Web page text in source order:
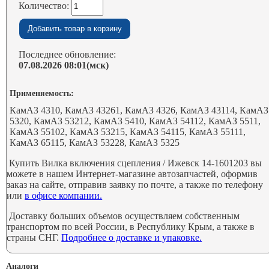
Количество:
Последнее обновление:
07.08.2026 08:01(мск)
Применяемость:
КамАЗ 4310, КамАЗ 43261, КамАЗ 4326, КамАЗ 43114, КамАЗ
5320, КамАЗ 53212, КамАЗ 5410, КамАЗ 54112, КамАЗ 5511,
КамАЗ 55102, КамАЗ 53215, КамАЗ 54115, КамАЗ 55111,
КамАЗ 65115, КамАЗ 53228, КамАЗ 5325
Купить Вилка включения сцепления / Ижевск 14-1601203 вы
можете в нашем Интернет-магазине автозапчастей, оформив
заказ на сайте, отправив заявку по почте, а также по телефону
илив офисе компании.
Доставку больших объемов осуществляем собственным
транспортом по всей России, в Республику Крым, а также в
страны СНГ.Подробнее о доставке и упаковке.
Аналоги